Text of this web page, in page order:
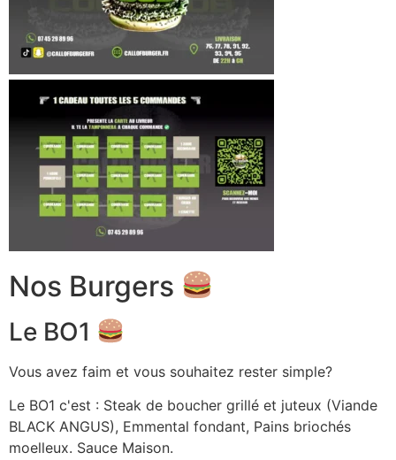
Nos Burgers
Le BO1
Vous avez faim et vous souhaitez rester simple?
Le BO1 c'est : Steak de boucher grillé et juteux (Viande
BLACK ANGUS), Emmental fondant, Pains briochés
moelleux. Sauce Maison.